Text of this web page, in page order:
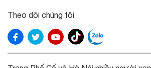
Theo dõi chúng tôi